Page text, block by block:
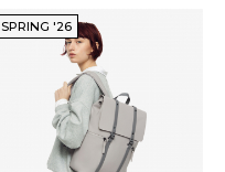
SPRING '26